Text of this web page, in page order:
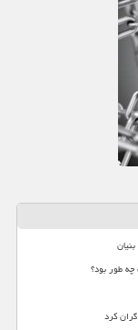
چه طور بود؟
کرد